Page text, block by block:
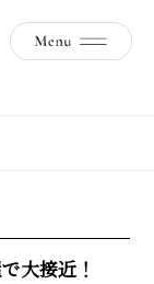
大接近！